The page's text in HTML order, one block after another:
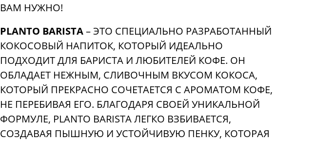
ВАМ НУЖНО!
PLANTO BARISTA– ЭТО СПЕЦИАЛЬНО РАЗРАБОТАННЫЙ
КОКОСОВЫЙ НАПИТОК, КОТОРЫЙ ИДЕАЛЬНО
ПОДХОДИТ ДЛЯ БАРИСТА И ЛЮБИТЕЛЕЙ КОФЕ. ОН
ОБЛАДАЕТ НЕЖНЫМ, СЛИВОЧНЫМ ВКУСОМ КОКОСА,
КОТОРЫЙ ПРЕКРАСНО СОЧЕТАЕТСЯ С АРОМАТОМ КОФЕ,
НЕ ПЕРЕБИВАЯ ЕГО. БЛАГОДАРЯ СВОЕЙ УНИКАЛЬНОЙ
ФОРМУЛЕ, PLANTO BARISTA ЛЕГКО ВЗБИВАЕТСЯ,
СОЗДАВАЯ ПЫШНУЮ И УСТОЙЧИВУЮ ПЕНКУ, КОТОРАЯ